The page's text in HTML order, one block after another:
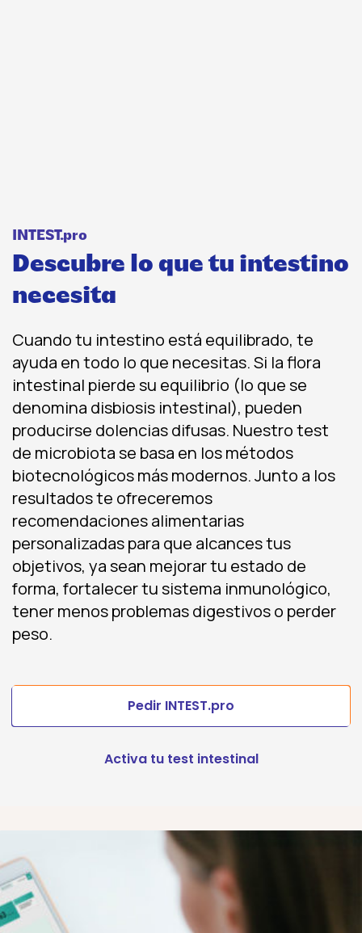
INTEST.pro
Descubre lo que tu intestino
necesita
Cuando tu intestino está equilibrado, te
ayuda en todo lo que necesitas. Si la flora
intestinal pierde su equilibrio (lo que se
denomina disbiosis intestinal), pueden
producirse dolencias difusas. Nuestro test
de microbiota se basa en los métodos
biotecnológicos más modernos. Junto a los
resultados te ofreceremos
recomendaciones alimentarias
personalizadas para que alcances tus
objetivos, ya sean mejorar tu estado de
forma, fortalecer tu sistema inmunológico,
tener menos problemas digestivos o perder
peso.
Pedir INTEST.pro
Activa tu test intestinal